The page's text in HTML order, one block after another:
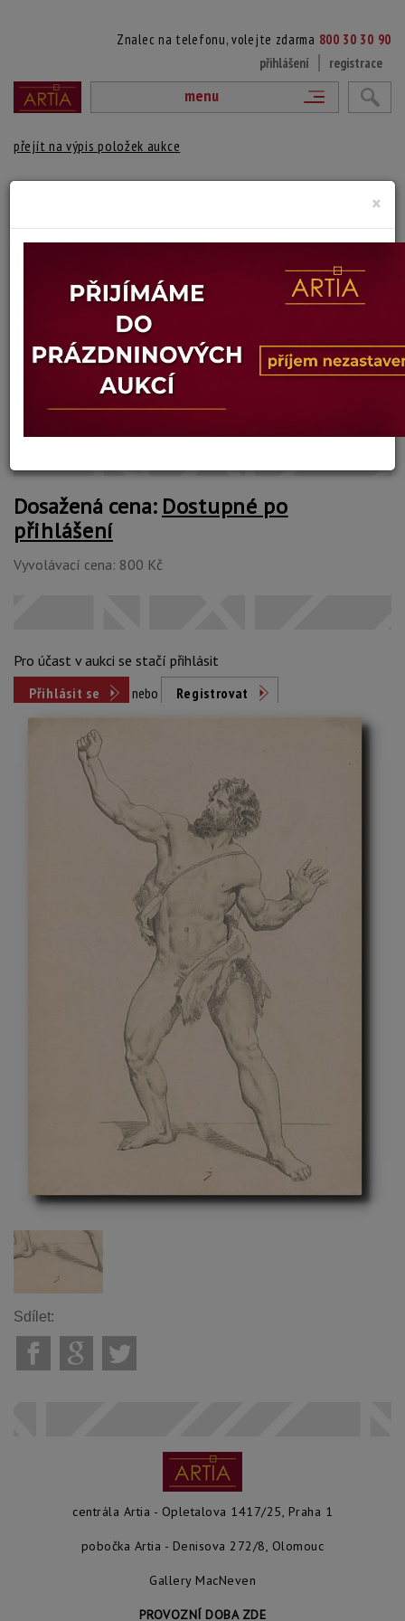
Znalec na telefonu, volejte zdarma 800 30 30 90
přihlášení
registrace
menu
přejít na výpis položek aukce
Autor:František Ženíšek
vydraženo
Technika: pastel na kartonu
Šířka: 33 cm, výška: 47,5 cm, rámování: volný list
Stav: dobrý
Konec dražby:11.11.2024 20:54 SEČ
Dosažená cena: Dostupné po
přihlášení
Vyvolávací cena: 800 Kč
Pro účast v aukci se stačí přihlásit
Přihlásit se
nebo Registrovat
Sdílet:
centrála Artia - Opletalova 1417/25, Praha 1
pobočka Artia - Denisova 272/8, Olomouc
Gallery MacNeven
PROVOZNÍ DOBA ZDE
×